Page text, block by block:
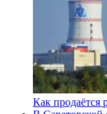
Как продаётся